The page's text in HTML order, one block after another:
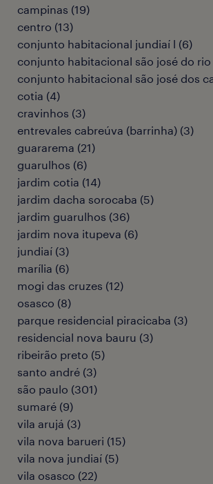
campinas (19)
centro (13)
conjunto habitacional jundiaí l (6)
conjunto habitacional são josé do rio
conjunto habitacional são josé dos
cotia (4)
cravinhos (3)
entrevales cabreúva (barrinha) (3)
guararema (21)
guarulhos (6)
jardim cotia (14)
jardim dacha sorocaba (5)
jardim guarulhos (36)
jardim nova itupeva (6)
jundiaí (3)
marília (6)
mogi das cruzes (12)
osasco (8)
parque residencial piracicaba (3)
residencial nova bauru (3)
ribeirão preto (5)
santo andré (3)
são paulo (301)
sumaré (9)
vila arujá (3)
vila nova barueri (15)
vila nova jundiaí (5)
vila osasco (22)